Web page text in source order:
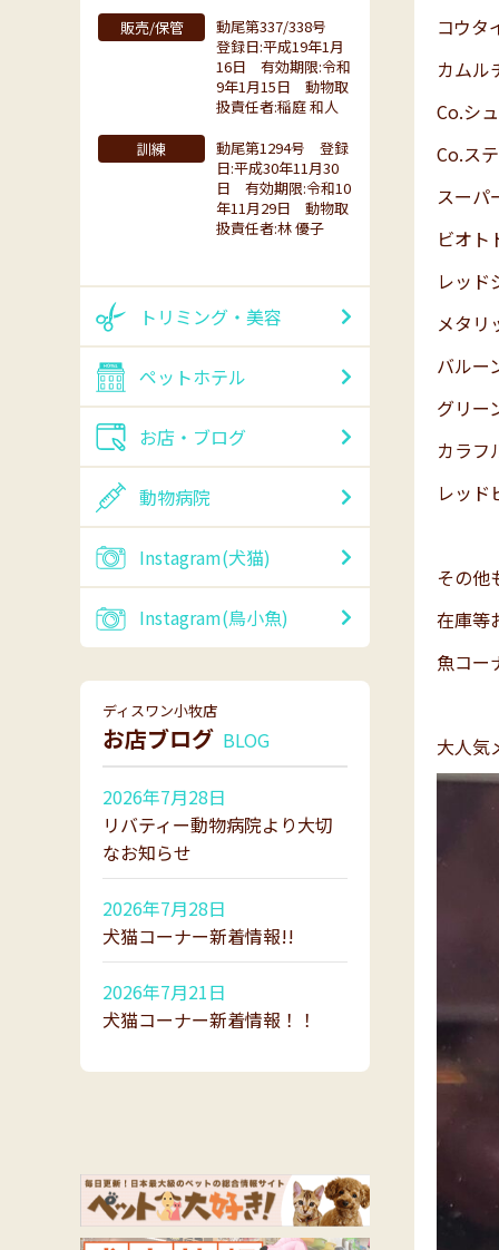
販売/保管
動尾第337/338号
登録日:平成19年1月
16日 有効期限:令和
9年1月15日 動物取
扱責任者:稲庭 和人
訓練
動尾第1294号 登録
日:平成30年11月30
日 有効期限:令和10
年11月29日 動物取
扱責任者:林 優子
トリミング・美容
ペットホテル
お店・ブログ
動物病院
Instagram(犬猫)
Instagram(鳥小魚)
ディスワン小牧店
お店ブログ BLOG
2026年7月28日
リバティー動物病院より大切
なお知らせ
2026年7月28日
犬猫コーナー新着情報!!
2026年7月21日
犬猫コーナー新着情報！！
コウ
カム
Co.シ
Co.ス
スーパ
ビオ
レッ
メタリ
バルー
グリー
カラフ
レッド
その他
在庫等
魚コー
大人気